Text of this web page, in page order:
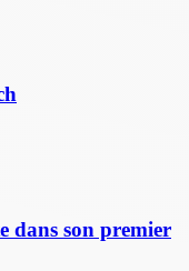
dans son premier